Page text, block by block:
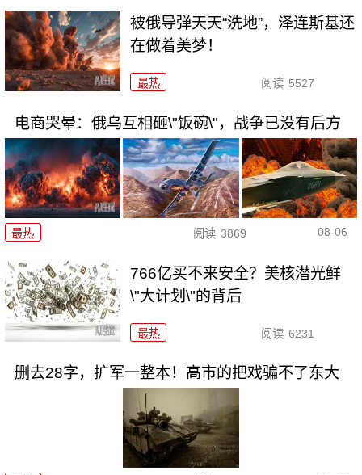
被俄导弹天天“洗地”，泽连斯基还
在做着美梦！
最热 阅读 5527
电商哭晕：俄乌互相砸\"饭碗\"，战争已没有后方
最热 阅读 3869 08-06
766亿买不来安全？美核潜光鲜
\"大计划\"的背后
最热 阅读 6231
删去28字，扩军一整本！高市的把戏骗不了东大